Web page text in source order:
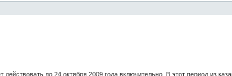
до 24 октября 2009 года включительно. В этот период из